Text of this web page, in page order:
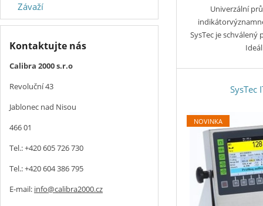
Univerzální
SysTec je
SysTec
NOVINKA
Závaží
Kontaktujte nás
Calibra 2000 s.r.o
Revoluční 43
Jablonec nad Nisou
466 01
Tel.: +420 605 726 730
Tel.: +420 604 386 795
E-mail: info@calibra2000.cz